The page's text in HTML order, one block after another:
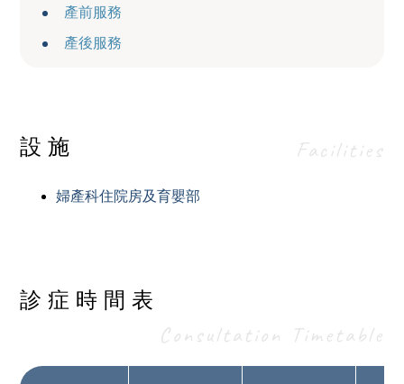
產前服務
產後服務
設施 Facilities
婦產科住院房及育嬰部
診症時間表
Consultation Timetable